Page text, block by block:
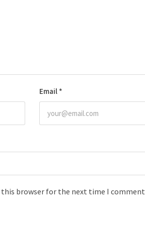
Email *
this browser for the next time I